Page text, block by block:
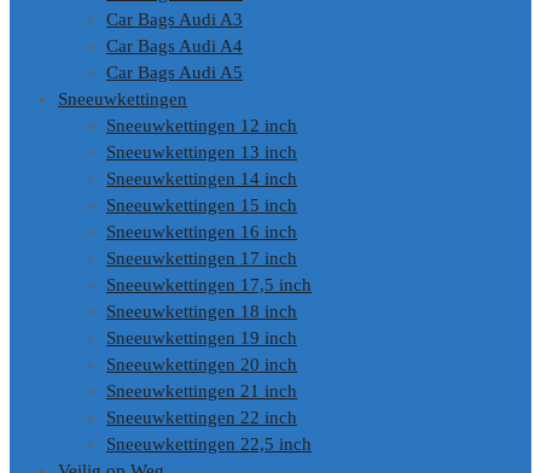
Car Bags Audi A3
Car Bags Audi A4
Car Bags Audi A5
Sneeuwkettingen
Sneeuwkettingen 12 inch
Sneeuwkettingen 13 inch
Sneeuwkettingen 14 inch
Sneeuwkettingen 15 inch
Sneeuwkettingen 16 inch
Sneeuwkettingen 17 inch
Sneeuwkettingen 17,5 inch
Sneeuwkettingen 18 inch
Sneeuwkettingen 19 inch
Sneeuwkettingen 20 inch
Sneeuwkettingen 21 inch
Sneeuwkettingen 22 inch
Sneeuwkettingen 22,5 inch